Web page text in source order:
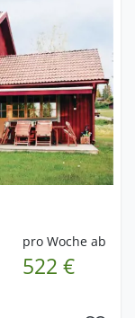
pro Woche ab
522 €